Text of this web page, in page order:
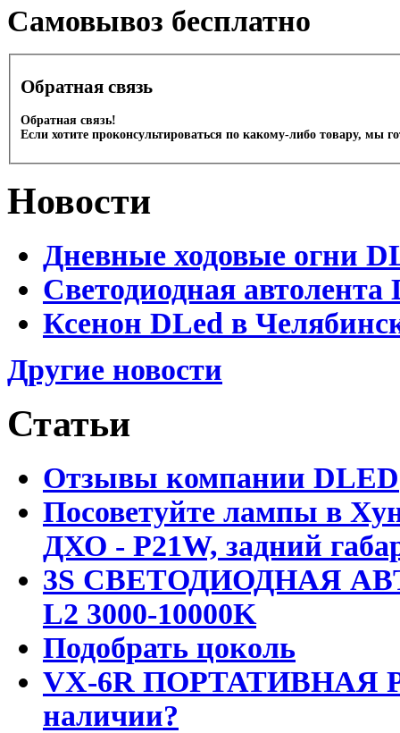
Cамовывоз бесплатно
Обратная связь
Обратная связь!
Если хотите проконсультироваться по какому-либо товару, мы
Новости
Дневные ходовые огни
Светодиодная
Ксенон DLed в
Другие новости
Статьи
Отзывы компании DLED
Посоветуйте лампы в
ДХО - P21W, задний
3S СВЕТОДИОДНАЯ
L2 3000-10000K
Подобрать цоколь
VX-6R ПОРТАТИВНАЯ
наличии?